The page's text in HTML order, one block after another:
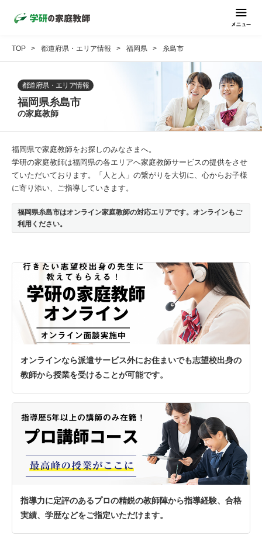
TOP 都道府県・エリア情報 福岡県 糸島市
都道府県・エリア情報
福岡県糸島市
の家庭教師
福岡県で家庭教師をお探しのみなさまへ。
学研の家庭教師は福岡県の各エリアへ家庭教師サービスの提供をさせ
ていただいております。「人と人」の繋がりを大切に、心からお子様
に寄り添い、ご指導していきます。
福岡県糸島市はオンライン家庭教師の対応エリアです。オンラインもご
利用ください。
オンラインなら派遣サービス外にお住まいでも志望校出身の
教師から授業を受けることが可能です。
指導力に定評のあるプロの精鋭の教師陣から指導経験、合格
実績、学歴などをご指定いただけます。